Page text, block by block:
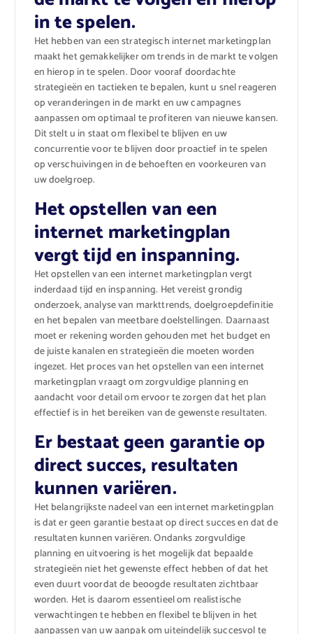
in te spelen.
Het hebben van een strategisch internet marketingplan
maakt het gemakkelijker om trends in de markt te volgen
en hierop in te spelen. Door vooraf doordachte
strategieën en tactieken te bepalen, kunt u snel reageren
op veranderingen in de markt en uw campagnes
aanpassen om optimaal te profiteren van nieuwe kansen.
Dit stelt u in staat om flexibel te blijven en uw
concurrentie voor te blijven door proactief in te spelen
op verschuivingen in de behoeften en voorkeuren van
uw doelgroep.
Het opstellen van een
internet marketingplan
vergt tijd en inspanning.
Het opstellen van een internet marketingplan vergt
inderdaad tijd en inspanning. Het vereist grondig
onderzoek, analyse van markttrends, doelgroepdefinitie
en het bepalen van meetbare doelstellingen. Daarnaast
moet er rekening worden gehouden met het budget en
de juiste kanalen en strategieën die moeten worden
ingezet. Het proces van het opstellen van een internet
marketingplan vraagt om zorgvuldige planning en
aandacht voor detail om ervoor te zorgen dat het plan
effectief is in het bereiken van de gewenste resultaten.
Er bestaat geen garantie op
direct succes, resultaten
kunnen variëren.
Het belangrijkste nadeel van een internet marketingplan
is dat er geen garantie bestaat op direct succes en dat de
resultaten kunnen variëren. Ondanks zorgvuldige
planning en uitvoering is het mogelijk dat bepaalde
strategieën niet het gewenste effect hebben of dat het
even duurt voordat de beoogde resultaten zichtbaar
worden. Het is daarom essentieel om realistische
verwachtingen te hebben en flexibel te blijven in het